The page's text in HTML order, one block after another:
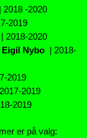
| 2018 -2020
2019
| 2018-2020
Eigil Nybo | 2018-
2019
2019
2019
er på valg: